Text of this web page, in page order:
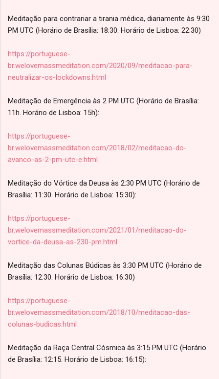
Meditação para contrariar a tirania médica, diariamente às 9:30
PM UTC (Horário de Brasília: 18:30. Horário de Lisboa: 22:30)
https://portuguese-
br.welovemassmeditation.com/2020/09/meditacao-para-
neutralizar-os-lockdowns.html
Meditação de Emergência às 2 PM UTC (Horário de Brasília:
11h. Horário de Lisboa: 15h):
https://portuguese-
br.welovemassmeditation.com/2018/02/meditacao-do-
avanco-as-2-pm-utc-e.html
Meditação do Vórtice da Deusa às 2:30 PM UTC (Horário de
Brasília: 11:30. Horário de Lisboa: 15:30):
https://portuguese-
br.welovemassmeditation.com/2021/01/meditacao-do-
vortice-da-deusa-as-230-pm.html
Meditação das Colunas Búdicas às 3:30 PM UTC (Horário de
Brasília: 12:30. Horário de Lisboa: 16:30)
https://portuguese-
br.welovemassmeditation.com/2018/10/meditacao-das-
colunas-budicas.html
Meditação da Raça Central Cósmica às 3:15 PM UTC (Horário
de Brasília: 12:15. Horário de Lisboa: 16:15):